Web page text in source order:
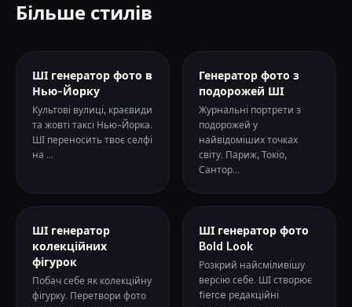
Більше стилів
ШІ генератор фото в
Нью-Йорку
Культові вулиці, краєвиди
та жовті таксі Нью-Йорка.
ШІ переносить твоє селфі
на ...
Генератор фото з
подорожей ШІ
Журнальні портрети з
подорожей у
найвідоміших точках
світу. Париж, Токіо,
Сантор...
ШІ генератор
колекційних
фігурок
Побач себе як колекційну
фігурку. Перетвори фото
ШІ генератор фото
Bold Look
Розкрий найсміливішу
версію себе. ШІ створює
fierce редакційні